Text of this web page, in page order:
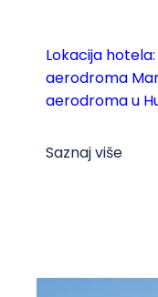
Lokacija
aerodroma
aerodroma u
Saznaj više